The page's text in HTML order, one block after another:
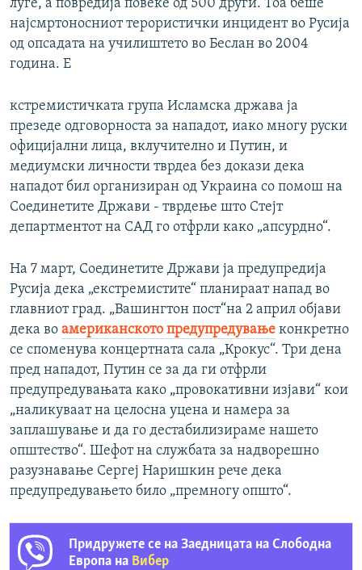
луѓе, а повредија повеќе од 500 други. Тоа беше
најсмртоносниот терористички инцидент во Русија
од опсадата на училиштето во Беслан во 2004
година. Е
кстремистичката група Исламска држава ја
презеде одговорноста за нападот, иако многу руски
официјални лица, вклучително и Путин, и
медиумски личности тврдеа без докази дека
нападот бил организиран од Украина со помош на
Соединетите Држави - тврдење што Стејт
департментот на САД го отфрли како „апсурдно“.
На 7 март, Соединетите Држави ја предупредија
Русија дека „екстремистите“ планираат напад во
главниот град. „Вашингтон пост“на 2 април објави
дека во американското предупредување конкретно
се споменува концертната сала „Крокус“. Три дена
пред нападот, Путин се за да ги отфрли
предупредувањата како „провокативни изјави“ кои
„наликуваат на целосна уцена и намера за
заплашување и да го дестабилизираме нашето
општество“. Шефот на службата за надворешно
разузнавање Сергеј Наришкин рече дека
предупредувањето било „премногу општо“.
Придружете се на Заедницата на Слободна
Европа на Вибер